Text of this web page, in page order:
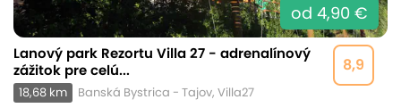
od 4,90 €
8,9
Lanový park Rezortu Villa 27 - adrenalínový
zážitok pre celú...
18,68 km Banská Bystrica - Tajov, Villa27